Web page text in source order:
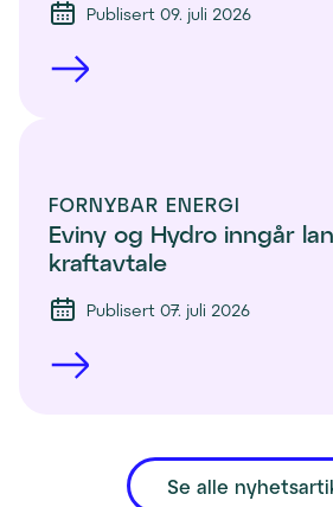
Publisert 09. juli 2026
FORNYBAR ENERGI
Eviny og Hydro inngår
kraftavtale
Publisert 07. juli 2026
Se alle